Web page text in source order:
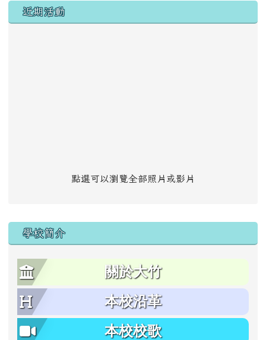
左邊區域內容
近期活動
點選可以瀏覽全部照片或影片
學校簡介
關於大竹
本校沿革
本校校歌